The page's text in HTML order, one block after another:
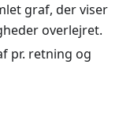
graf, der viser
overlejret.
pr. retning og